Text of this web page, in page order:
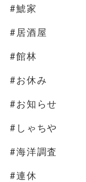
#鯱家
#居酒屋
#館林
#お休み
#お知らせ
#しゃちや
#海洋調査
#連休